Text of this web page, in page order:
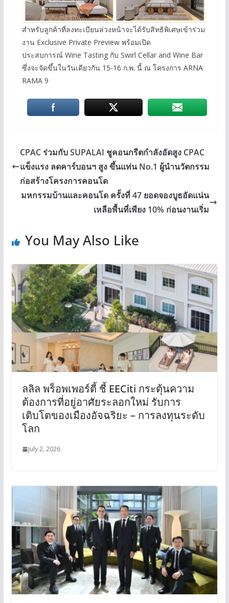
สำหรับลูกค้าที่ลงทะเบียนล่วงหน้าจะได้รับสิทธิพิเศษเข้าร่วม
งาน Exclusive Private Preview พร้อมเปิด
ประสบการณ์ Wine Tasting กับ Swirl Cellar and Wine Bar
ซึ่งจะจัดขึ้นในวันเดียวกัน 15-16 ก.พ. นี้ ณ โครงการ ARNA
RAMA 9
CPAC ร่วมกับ SUPALAI ชูคอนกรีตกำลังอัดสูง CPAC
แข็งแรง ลดคาร์บอนฯ สูง ขึ้นแท่น No.1 ผู้นำนวัตกรรม
ก่อสร้างโครงการคอนโด
มหกรรมบ้านและคอนโด ครั้งที่ 47 ยอดจองบูธอัดแน่น
เหลือพื้นที่เพียง 10% ก่อนงานเริ่ม
You May Also Like
ลลิล พร็อพเพอร์ตี้ ชี้ EECiti กระตุ้นความ
ต้องการที่อยู่อาศัยระลอกใหม่ รับการ
เติบโตของเมืองอัจฉริยะ – การลงทุนระดับ
โลก
July 2, 2026